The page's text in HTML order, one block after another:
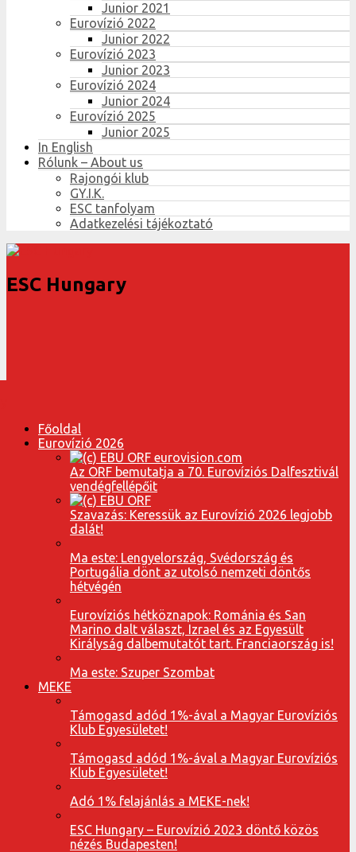
Junior 2021
Eurovízió 2022
Junior 2022
Eurovízió 2023
Junior 2023
Eurovízió 2024
Junior 2024
Eurovízió 2025
Junior 2025
In English
Rólunk – About us
Rajongói klub
GY.I.K.
ESC tanfolyam
Adatkezelési tájékoztató
ESC Hungary
Főoldal
Eurovízió 2026
Az ORF bemutatja a 70. Eurovíziós Dalfesztivál
vendégfellépőit
Szavazás: Keressük az Eurovízió 2026 legjobb
dalát!
Ma este: Lengyelország, Svédország és
Portugália dönt az utolsó nemzeti döntős
hétvégén
Eurovíziós hétköznapok: Románia és San
Marino dalt választ, Izrael és az Egyesült
Királyság dalbemutatót tart. Franciaország is!
Ma este: Szuper Szombat
MEKE
Támogasd adód 1%-ával a Magyar Eurovíziós
Klub Egyesületet!
Támogasd adód 1%-ával a Magyar Eurovíziós
Klub Egyesületet!
Adó 1% felajánlás a MEKE-nek!
ESC Hungary – Eurovízió 2023 döntő közös
nézés Budapesten!